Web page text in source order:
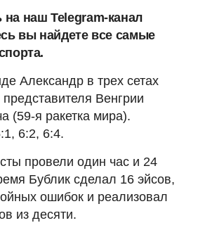
наш Telegram-канал
вы найдете все самые
Александр в трех сетах
Венгрии
(59-я ракетка мира).
6:2, 6:4.
провели один час и 24
Бублик сделал 16 эйсов,
ошибок и реализовал
из десяти.